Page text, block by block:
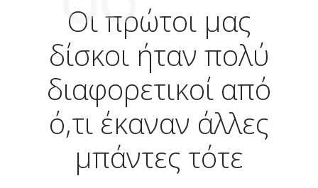
Οι πρώτοι μας
δίσκοι ήταν πολύ
διαφορετικοί από
ό,τι έκαναν άλλες
μπάντες τότε